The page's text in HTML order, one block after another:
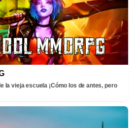
la vieja escuela ¡Cómo los de antes, pero